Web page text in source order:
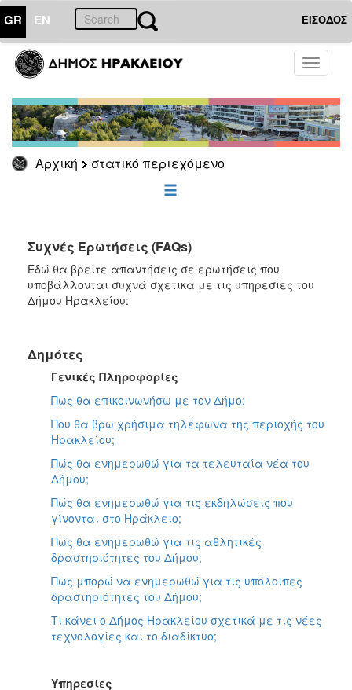
GR EN ΕΙΣΟΔΟΣ
Toggle
Αρχική στατικό περιεχόμενο
ΤΟΠΟΣ
ΔΗΜΟΣ
ΠΟΛΙΤΙΣΜΟΣ
Συχνές Ερωτήσεις (FAQs)
Εδώ θα βρείτε απαντήσεις σε ερωτήσεις που
υποβάλλονται συχνά σχετικά με τις υπηρεσίες του
Δήμου Ηρακλείου:
Δημότες
Γενικές Πληροφορίες
Πως θα επικοινωνήσω με τον Δήμο;
Που θα βρω χρήσιμα τηλέφωνα της περιοχής του
Ηρακλείου;
Πώς θα ενημερωθώ για τα τελευταία νέα του
Δήμου;
Πώς θα ενημερωθώ για τις εκδηλώσεις που
γίνονται στο Ηράκλειο;
Πώς θα ενημερωθώ για τις αθλητικές
δραστηριότητες του Δήμου;
Πως μπορώ να ενημερωθώ για τις υπόλοιπες
δραστηριότητες του Δήμου;
Τι κάνει ο Δήμος Ηρακλείου σχετικά με τις νέες
τεχνολογίες και το διαδίκτυο;
Υπηρεσίες